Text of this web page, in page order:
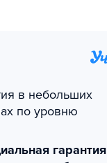
в небольших
по уровню
гарантия